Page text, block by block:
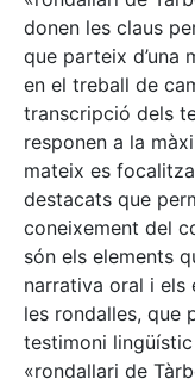
donen les claus
que parteix d’una
en el treball de
transcripció dels
responen a la
mateix es
destacats que
coneixement del
són els elements
narrativa oral i els
les rondalles, que
testimoni
«rondallari de